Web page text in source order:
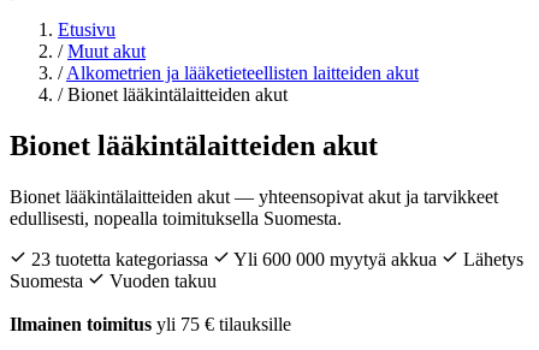
Etusivu
/ Muut akut
/ Alkometrien ja lääketieteellisten laitteiden akut
/ Bionet lääkintälaitteiden akut
Bionet lääkintälaitteiden akut
Bionet lääkintälaitteiden akut — yhteensopivat akut ja tarvikkeet
edullisesti, nopealla toimituksella Suomesta.
23 tuotetta kategoriassa
Yli 600 000 myytyä akkua
Lähetys
Suomesta
Vuoden takuu
Ilmainen toimitus yli 75 € tilauksille